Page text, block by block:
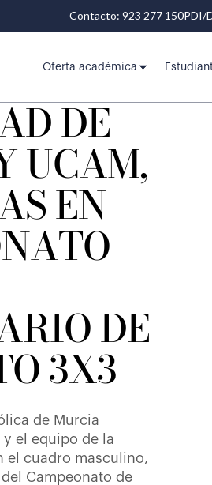
Contacto: 923 277 150PDI/
Oferta académica
DE
UCAM,
EN
DE
3X3
de Murcia
y el equipo de la
el cuadro masculino,
Campeonato de